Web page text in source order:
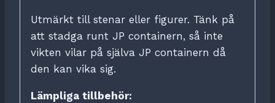
Utmärkt till stenar eller figurer. Tänk på
att stadga runt JP containern, så inte
vikten vilar på själva JP containern då
den kan vika sig.
Lämpliga tillbehör: